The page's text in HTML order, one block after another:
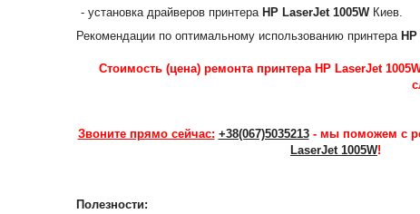
- установка драйверов принтера HP LaserJet 1005WКиев.
Рекомендации по оптимальному использованию принтера
Стоимость (цена) ремонта принтера HP LaserJet
Звоните прямо сейчас: +38(067)5035213- мы поможем с
LaserJet 1005W!
Полезности: